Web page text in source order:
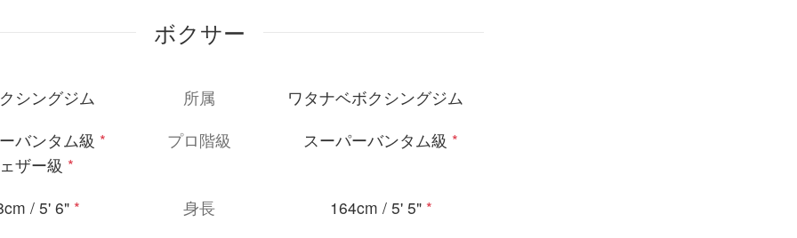
ボクサー
シングジム 所属
ワタナベボクシングジム
バンタム級 *
ザー級 *
プロ階級 スーパーバンタム級 *
/ 5' 6" * 身長 164cm / 5' 5" *